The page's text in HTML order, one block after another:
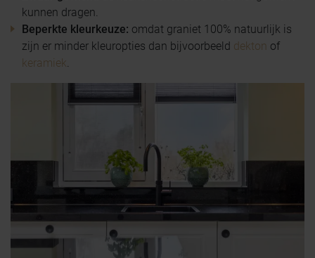
kunnen dragen.
Beperkte kleurkeuze: omdat graniet 100% natuurlijk is
zijn er minder kleuropties dan bijvoorbeeld dekton of
keramiek.